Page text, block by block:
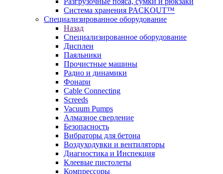
Система хранения PACKOUT™
Специализированное оборудование
Назад
Специализированное оборудование
Дисплеи
Паяльники
Прочистные машины
Радио и динамики
Фонари
Cable Connecting
Screeds
Vacuum Pumps
Алмазное сверление
Безопасность
Вибраторы для бетона
Воздуходувки и вентиляторы
Диагностика и Инспекция
Клеевые пистолеты
Компрессоры